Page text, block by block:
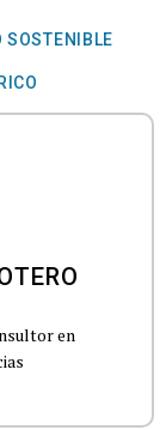
SOSTENIBLE
en